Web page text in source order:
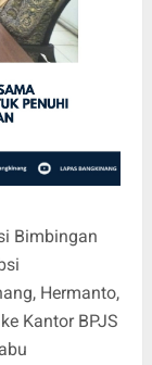
Bimbingan
Hermanto,
Kantor BPJS